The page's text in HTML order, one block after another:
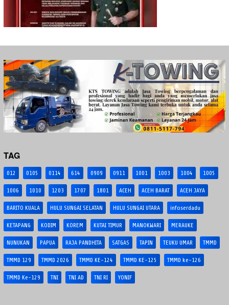
TAG
012 0105 0114 614 0909 0911 1001 1003 1004 1005
1006 1010 1203 1707 1801 ACEH ACEH BARAT ACEH JAYA
BARITO KUALA HULU SUNGAI SELATAN HULU SUNGAI UTARA infoserdadu
KETAPANG KODIM KOREM KUTAI TIMUR MANOKWARI MERAUKE
NUNUKAN PAPUA RAJA PANDHITA SATGAS TAPIN TEUKU UMAR TMMD
TMMD 129 TMMD 2026 TMMD KE-124 TMMD KE-125 TMMD ke-126
TMMD Ke-129 TNI TNI AD TNI RI YONIF